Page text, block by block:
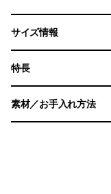
サイズ情報
特長
素材／お手入れ方法